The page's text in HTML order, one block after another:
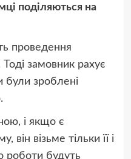
поділяються на
проведення
замовник рахує
були зроблені
і якщо є
він візьме тільки її і
роботи будуть